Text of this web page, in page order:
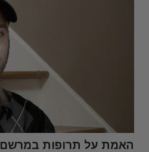
האמת על תרופות במרשם